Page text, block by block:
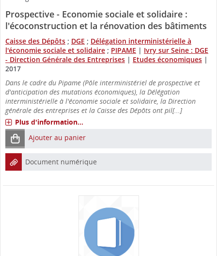
Prospective - Economie sociale et solidaire :
l'écoconstruction et la rénovation des bâtiments
Caisse des Dépôts ; DGE ; Délégation interministérielle à
l'économie sociale et solidaire ; PIPAME | Ivry sur Seine : DGE
- Direction Générale des Entreprises | Etudes économiques |
2017
Dans le cadre du Pipame (Pôle interministériel de prospective et
d'anticipation des mutations économiques), la Délégation
interministérielle à l'économie sociale et solidaire, la Direction
générale des entreprises et la Caisse des Dépôts ont pil[...]
Plus d'information...
Ajouter au panier
Document numérique